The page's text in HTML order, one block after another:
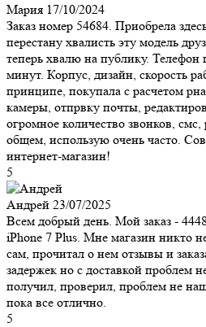
Мария 17/10/2024
Заказ номер 54684. Приобрела
перестану хвалисть эту модель
теперь хвалю на публику. Телефон
минут. Корпус, дизайн, скорость
принципе, покупала с расчетом
камеры, отпрвку почты,
огромное количество звонков, смс,
общем, использую очень часто.
интернет-магазин!
5
Андрей 23/07/2025
Всем добрый день. Мой заказ -
iPhone 7 Plus. Мне магазин никто
сам, прочитал о нем отзывы и
задержек но с доставкой проблем
получил, проверил, проблем не
пока все отлично.
5